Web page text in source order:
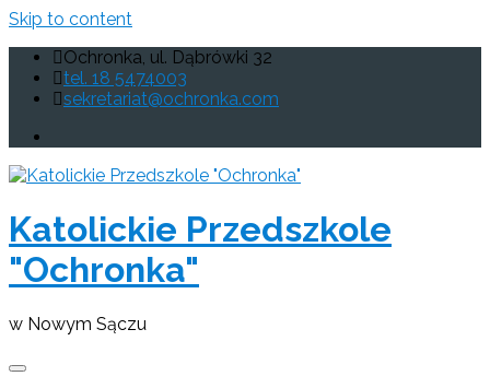
Skip to content
Ochronka, ul. Dąbrówki 32
tel. 18 5474003
sekretariat@ochronka.com
Katolickie Przedszkole
"Ochronka"
w Nowym Sączu